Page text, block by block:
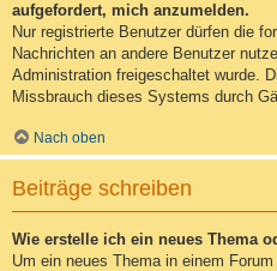
aufgefordert, mich anzumelden.
Nur registrierte Benutzer dürfen die
Nachrichten an andere Benutzer
Administration freigeschaltet wurde.
Missbrauch dieses Systems durch
Nach oben
Beiträge schreiben
Wie erstelle ich ein neues Thema
Um ein neues Thema in einem